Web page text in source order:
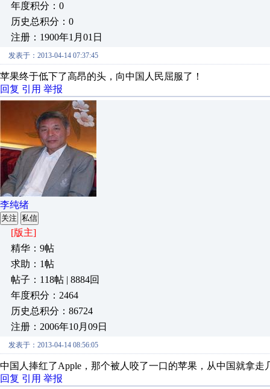
年度积分：0
历史总积分：0
注册：1900年1月01日
发表于：2013-04-14 07:37:45
苹果终于低下了高昂的头，向中国人民屈服了！
回复 引用 举报
李纯绪
关注 私信
[版主]
精华：9帖
求助：1帖
帖子：118帖 | 8884回
年度积分：2464
历史总积分：86724
注册：2006年10月09日
发表于：2013-04-14 08:56:05
中国人捧红了Apple，那个被人咬了一口的苹果，从中国就拿走
回复 引用 举报